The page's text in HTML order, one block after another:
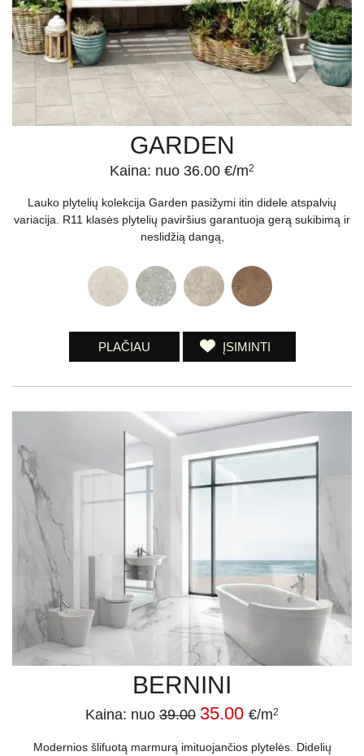
GARDEN
Kaina: nuo 36.00 €/m2
Lauko plytelių kolekcija Garden pasižymi itin didele atspalvių
variacija. R11 klasės plytelių paviršius garantuoja gerą sukibimą ir
neslidžią dangą,
PLAČIAU ĮSIMINTI
BERNINI
Kaina: nuo 39.00 35.00 €/m2
Modernios šlifuotą marmurą imituojančios plytelės. Didelių